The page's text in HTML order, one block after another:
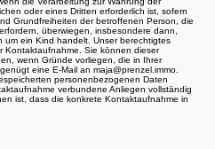
oder eines Dritten erforderlich ist, sofern
Grundfreiheiten der betroffenen Person, die
überwiegen, insbesondere dann,
ein Kind handelt. Unser berechtigtes
Kontaktaufnahme. Sie können dieser
wenn Gründe vorliegen, die in Ihrer
eine E-Mail an maja@prenzel.immo.
personenbezogenen Daten
verbundene Anliegen vollständig
ist, dass die konkrete Kontaktaufnahme in